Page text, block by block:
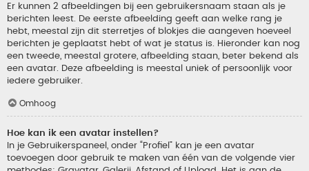
Er kunnen 2 afbeeldingen bij een gebruikersnaam staan als je
berichten leest. De eerste afbeelding geeft aan welke rang je
hebt, meestal zijn dit sterretjes of blokjes die aangeven hoeveel
berichten je geplaatst hebt of wat je status is. Hieronder kan nog
een tweede, meestal grotere, afbeelding staan, beter bekend als
een avatar. Deze afbeelding is meestal uniek of persoonlijk voor
iedere gebruiker.
Omhoog
Hoe kan ik een avatar instellen?
In je Gebruikerspaneel, onder “Profiel” kan je een avatar
toevoegen door gebruik te maken van één van de volgende vier